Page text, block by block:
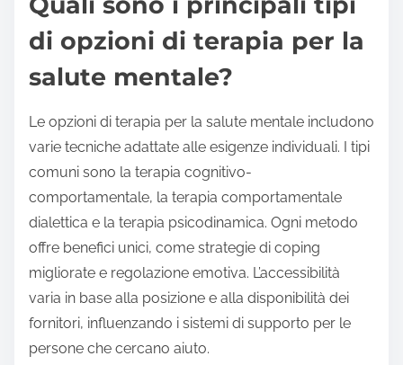
di opzioni di terapia per la
salute mentale?
Le opzioni di terapia per la salute mentale includono
varie tecniche adattate alle esigenze individuali. I tipi
comuni sono la terapia cognitivo-
comportamentale, la terapia comportamentale
dialettica e la terapia psicodinamica. Ogni metodo
offre benefici unici, come strategie di coping
migliorate e regolazione emotiva. L’accessibilità
varia in base alla posizione e alla disponibilità dei
fornitori, influenzando i sistemi di supporto per le
persone che cercano aiuto.